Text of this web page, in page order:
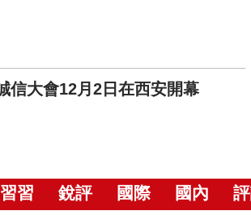
信大會12月2日在西安開幕
習 銳評 國際 國內